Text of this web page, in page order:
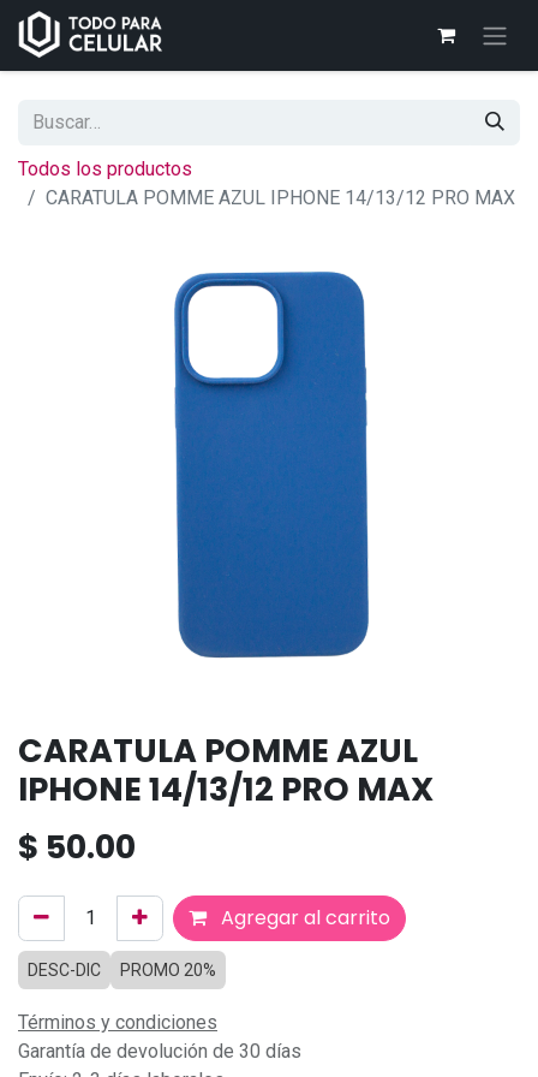
Todos los productos
CARATULA POMME AZUL IPHONE 14/13/12 PRO MAX
CARATULA POMME AZUL
IPHONE 14/13/12 PRO MAX
$ 50.00
Agregar al carrito
DESC-DIC PROMO 20%
Términos y condiciones
Garantía de devolución de 30 días